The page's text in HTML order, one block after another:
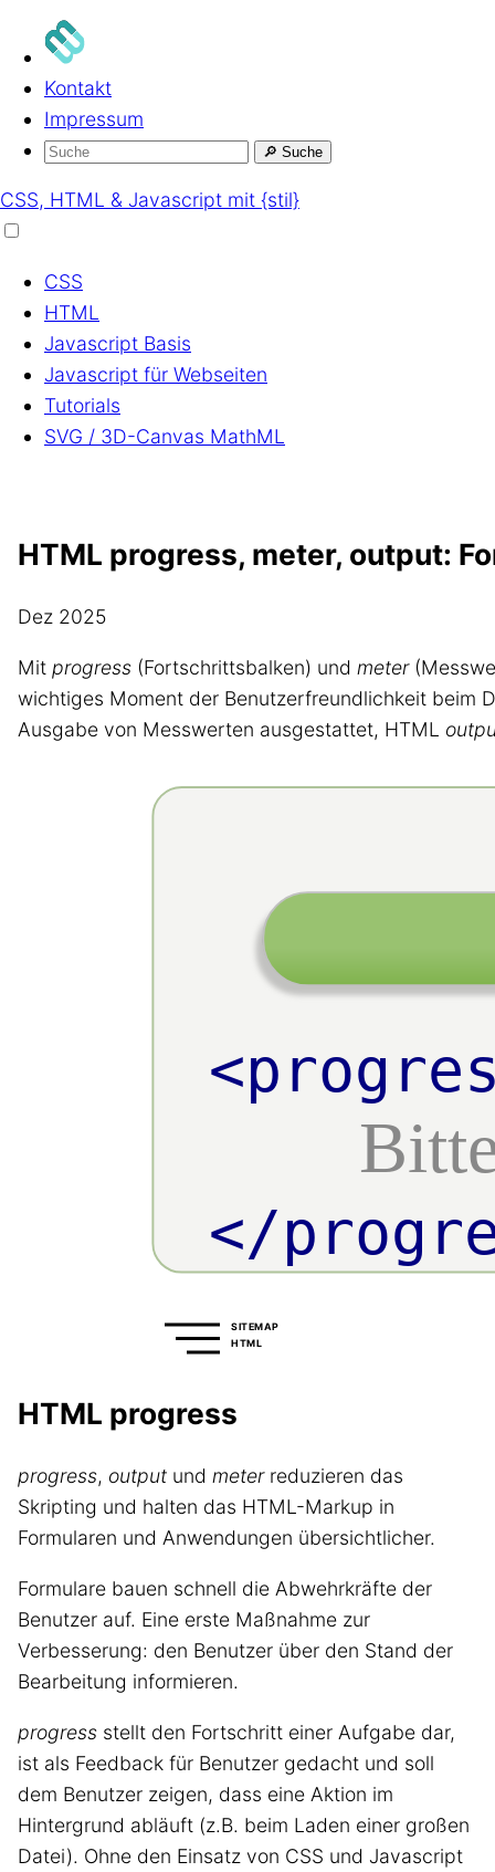
Kontakt
Impressum
🔎 Suche
CSS, HTML & Javascript mit {stil}
CSS
HTML
Javascript Basis
Javascript für Webseiten
Tutorials
SVG / 3D-Canvas MathML
HTML progress, meter, output:
Dez 2025
Mit progress (Fortschrittsbalken) und meter
wichtiges Moment der Benutzerfreundlichkeit beim
Ausgabe von Messwerten ausgestattet, HTML
SITEMAP
HTML
HTML progress
progress, output und meterreduzieren das
Skripting und halten das HTML-Markup in
Formularen und Anwendungen übersichtlicher.
Formulare bauen schnell die Abwehrkräfte der
Benutzer auf. Eine erste Maßnahme zur
Verbesserung: den Benutzer über den Stand der
Bearbeitung informieren.
progress stellt den Fortschritt einer Aufgabe dar,
ist als Feedback für Benutzer gedacht und soll
dem Benutzer zeigen, dass eine Aktion im
Hintergrund abläuft (z.B. beim Laden einer großen
Datei). Ohne den Einsatz von CSS und Javascript